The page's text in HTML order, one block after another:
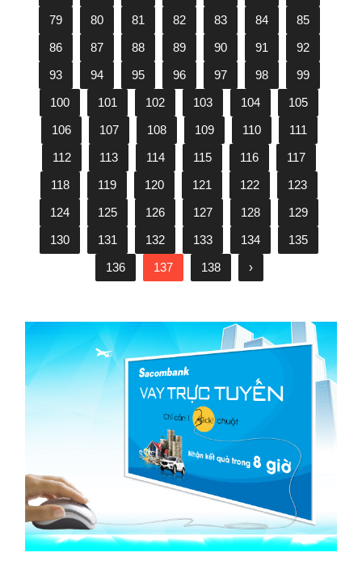
79
80 81 82 83 84
85
86
87 88 89 90 91
92
93
94 95 96 97 98
99
100
101 102 103 104
105
106
107 108 109 110
111
112
113 114 115 116
117
118
119 120 121 122
123
124
125 126 127 128
129
130
131 132 133 134
135
136
137 138 ›